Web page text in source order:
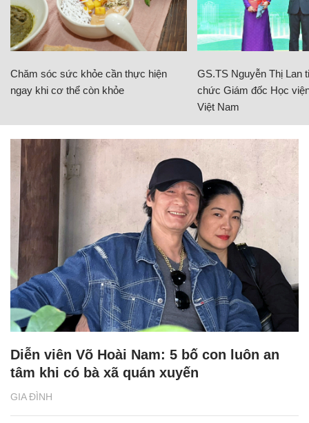
Chăm sóc sức khỏe cần thực hiện
ngay khi cơ thể còn khỏe
GS.TS Nguyễn Thị Lan
chức Giám đốc Học
Việt Nam
GIA ĐÌNH
Diễn viên Võ Hoài Nam: 5 bố con luôn an
tâm khi có bà xã quán xuyến